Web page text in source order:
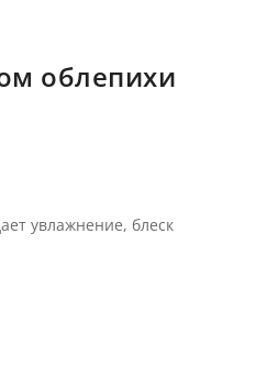
облепихи
увлажнение, блеск